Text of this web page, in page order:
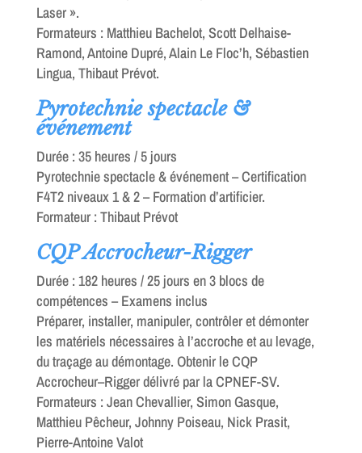
Laser ».
Formateurs : Matthieu Bachelot, Scott Delhaise-
Ramond, Antoine Dupré, Alain Le Floc’h, Sébastien
Lingua, Thibaut Prévot.
Pyrotechnie spectacle &
événement
Durée : 35 heures / 5 jours
Pyrotechnie spectacle & événement – Certification
F4T2 niveaux 1 & 2 – Formation d’artificier.
Formateur : Thibaut Prévot
CQP Accrocheur-Rigger
Durée : 182 heures / 25 jours en 3 blocs de
compétences – Examens inclus
Préparer, installer, manipuler, contrôler et démonter
les matériels nécessaires à l’accroche et au levage,
du traçage au démontage. Obtenir le CQP
Accrocheur–Rigger délivré par la CPNEF-SV.
Formateurs : Jean Chevallier, Simon Gasque,
Matthieu Pêcheur, Johnny Poiseau, Nick Prasit,
Pierre-Antoine Valot